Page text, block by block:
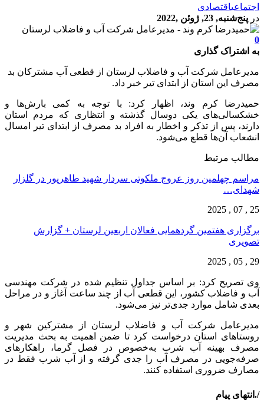
اجتماعیاقتصادی
در پنج‌شنبه, 23, ژوئن ,2022
0
به اشتراک گذاری
مدیرعامل شرکت آب و فاضلاب لرستان از قطعی آب مشترکان بد
مصرف این استان از ابتدای تیر خبر داد.
حمیدرضا کرم وند، اظهار کرد: با توجه به کمی بارش‌ها و
خشکسالی‌های یکی دوسال گذشته و انتظاری که مردم استان
دارند، پس از تذکر و اخطار به افراد بد مصرف از ابتدای تیر امسال
انشعاب آن‌ها قطع می‌شود.
مطالب مرتبط
مراسم چهلمین روز عروج ملکوتی سردار شهید طاهرپور در گلزار
شهدای…
25 , 07 , 2025
برگزاری هفتمین گردهمایی فعالان اربعین لرستان + گزارش
تصویری
29 , 05 , 2025
وی تصریح کرد: بر اساس جداول تنظیم شده در شرکت مهندسی
آب و فاضلاب کشور، این قطعی آب از چند ساعت آغاز و در مراحل
بعدی شامل موارد جدی‌تر نیز می‌شود.
مدیرعامل شرکت آب و فاضلاب لرستان از مشترکین شهر و
روستاهای استان درخواست کرد تا ضمن اهمیت به بحث مدیریت
مصرف بهینه آب شرب به‌خصوص در فصل گرما، راهکارهای
صرفه‌جویی در مصرف آب را جدی گرفته و از آب شرب فقط در
مصارف ضروری استفاده کنند.
/.انتهای پیام